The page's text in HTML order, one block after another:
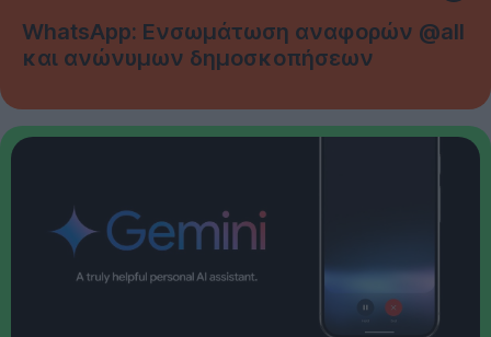
WhatsApp: Ενσωμάτωση αναφορών @all
και ανώνυμων δημοσκοπήσεων